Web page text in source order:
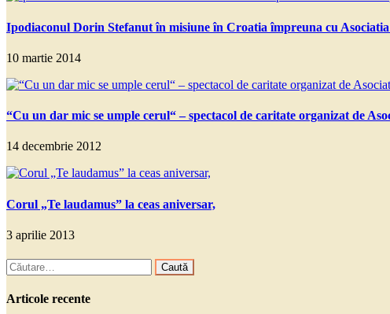
Ipodiaconul Dorin Stefanut în misiune în Croatia împreuna cu
10 martie 2014
“Cu un dar mic se umple cerul“ – spectacol de caritate organizat de
14 decembrie 2012
Corul „Te laudamus” la ceas aniversar,
3 aprilie 2013
Caută
după:
Articole recente